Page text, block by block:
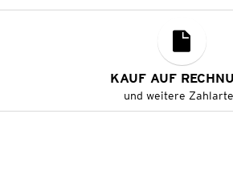
KAUF AUF
und weitere